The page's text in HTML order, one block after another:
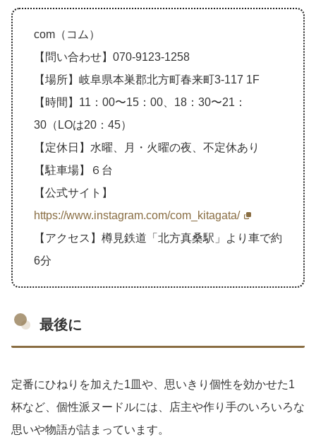
com（コム）
【問い合わせ】070-9123-1258
【場所】岐阜県本巣郡北方町春来町3-117 1F
【時間】11：00〜15：00、18：30〜21：
30（LOは20：45）
【定休日】水曜、月・火曜の夜、不定休あり
【駐車場】６台
【公式サイト】
https://www.instagram.com/com_kitagata/
【アクセス】樽見鉄道「北方真桑駅」より車で約
6分
最後に
定番にひねりを加えた1皿や、思いきり個性を効かせた1
杯など、個性派ヌードルには、店主や作り手のいろいろな
思いや物語が詰まっています。